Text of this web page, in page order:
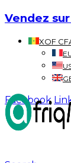
Vendez sur
XOF
Facebook